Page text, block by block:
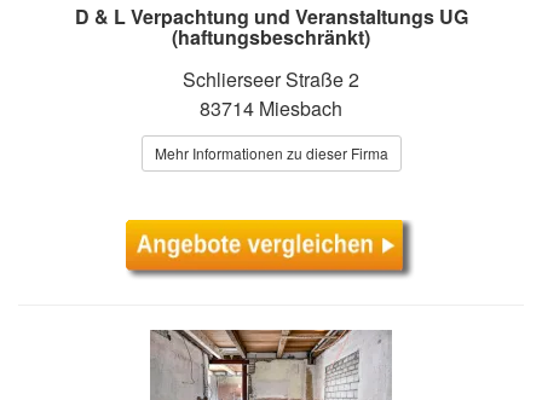
D & L Verpachtung und Veranstaltungs UG
(haftungsbeschränkt)
Schlierseer Straße 2
83714 Miesbach
Mehr Informationen zu dieser Firma